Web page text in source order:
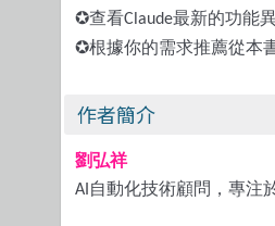
✪查看Claude最新的功能
✪根據你的需求推薦從本
作者簡介
劉弘祥
AI 自動化技術顧問，專注